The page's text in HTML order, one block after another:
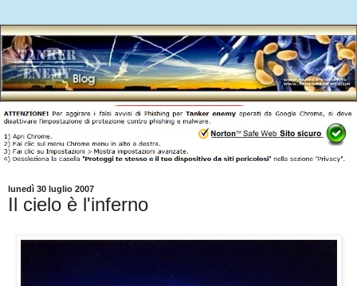
lunedì 30 luglio 2007
Il cielo è l'inferno